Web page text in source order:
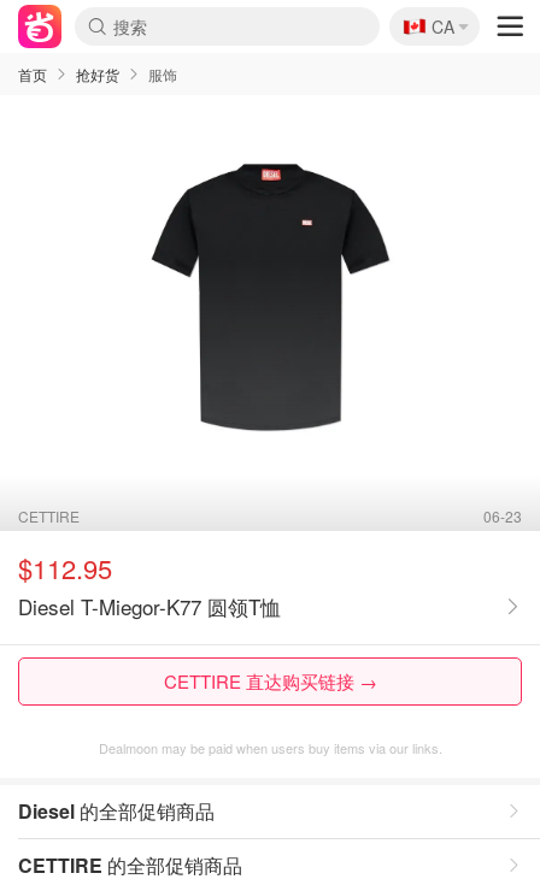
🇨🇦
CA
首页 抢好货 服饰
CETTIRE 06-23
$112.95
Diesel T-Miegor-K77 圆领T恤
CETTIRE 直达购买链接 →
Dealmoon may be paid when users buy items via our links.
Diesel 的全部促销商品
CETTIRE 的全部促销商品